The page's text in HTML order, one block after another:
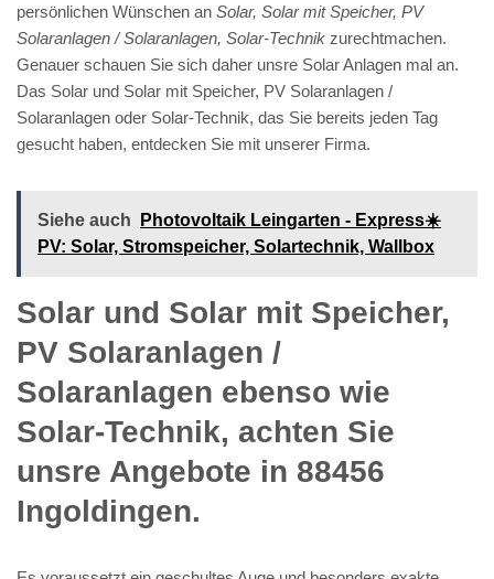
persönlichen Wünschen an Solar, Solar mit Speicher, PV
Solaranlagen / Solaranlagen, Solar-Technik zurechtmachen.
Genauer schauen Sie sich daher unsre Solar Anlagen mal an.
Das Solar und Solar mit Speicher, PV Solaranlagen /
Solaranlagen oder Solar-Technik, das Sie bereits jeden Tag
gesucht haben, entdecken Sie mit unserer Firma.
Siehe auch
Photovoltaik Leingarten - Express☀️
PV️: Solar, Stromspeicher, Solartechnik, Wallbox
Solar und Solar mit Speicher,
PV Solaranlagen /
Solaranlagen ebenso wie
Solar-Technik, achten Sie
unsre Angebote in 88456
Ingoldingen.